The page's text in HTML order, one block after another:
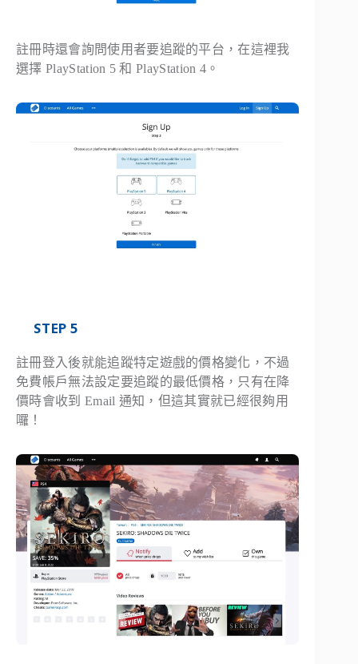
註冊時還會詢問使用者要追蹤的平台，在這裡我
選擇 PlayStation 5 和 PlayStation 4。
STEP 5
註冊登入後就能追蹤特定遊戲的價格變化，不過
免費帳戶無法設定要追蹤的最低價格，只有在降
價時會收到 Email 通知，但這其實就已經很夠用
囉！